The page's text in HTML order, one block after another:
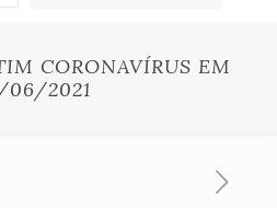
CORONAVÍRUS EM
06/2021